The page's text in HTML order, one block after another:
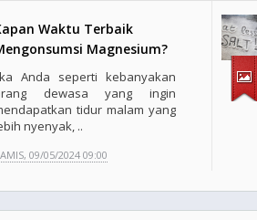
Waktu Terbaik
Magnesium?
Anda seperti kebanyakan
dewasa yang ingin
tidur malam yang
nyenyak, ..
09/05/2024 09:00